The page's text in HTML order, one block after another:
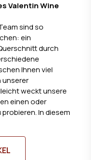
Valentin Wine
sind so
ein
durch
Ihnen viel
unserer
weckt unsere
einen oder
In diesem